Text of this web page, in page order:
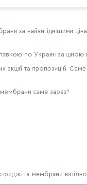
за найвигіднішими
по Україні за
акцій та пропозицій.
саме зараз?
та мембрани